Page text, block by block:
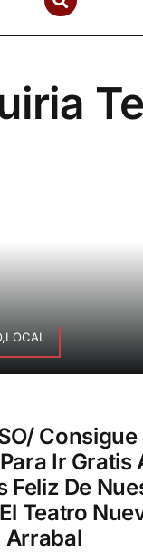
Consigue
Ir Gratis
Feliz De
Teatro
Arrabal